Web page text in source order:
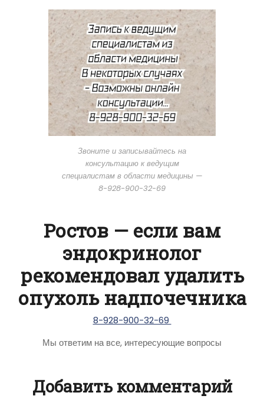
Звоните и записывайтесь на
консультацию к ведущим
специалистам в области медицины —
8-928-900-32-69
Ростов — если вам
эндокринолог
рекомендовал удалить
опухоль надпочечника
8-928-900-32-69
Мы ответим на все, интересующие вопросы
Добавить комментарий